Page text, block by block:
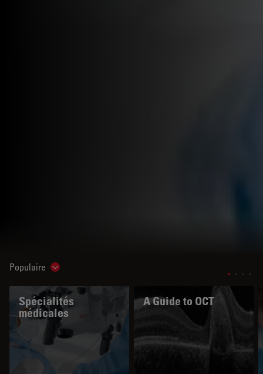
Populaire Show subnavigation
Spécialités
médicales
A Guide to OCT